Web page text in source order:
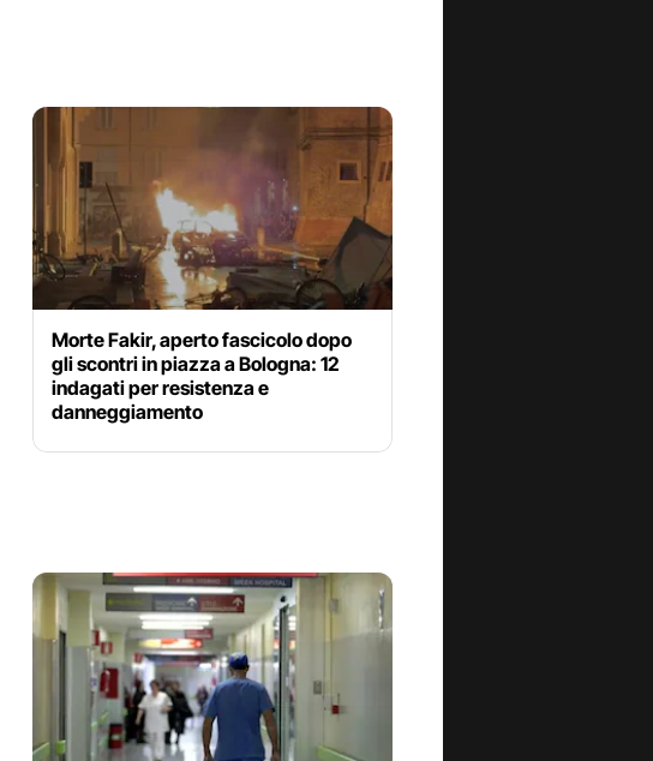
Morte Fakir, aperto fascicolo dopo
gli scontri in piazza a Bologna: 12
indagati per resistenza e
danneggiamento